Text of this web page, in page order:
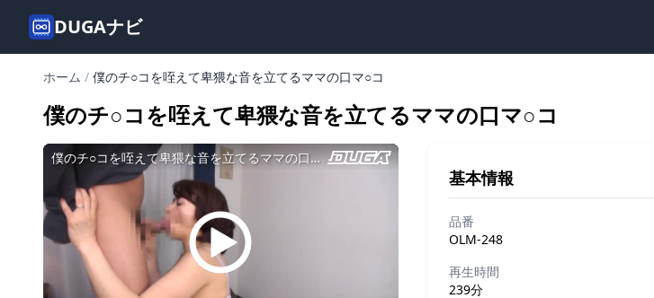
DUGAナビ
ホーム / 僕のチ○コを咥えて卑猥な音を立てるママの口マ○コ
僕のチ○コを咥えて卑猥な音を立てるママの口マ○コ
基本情報
品番
OLM-248
再生時間
239分